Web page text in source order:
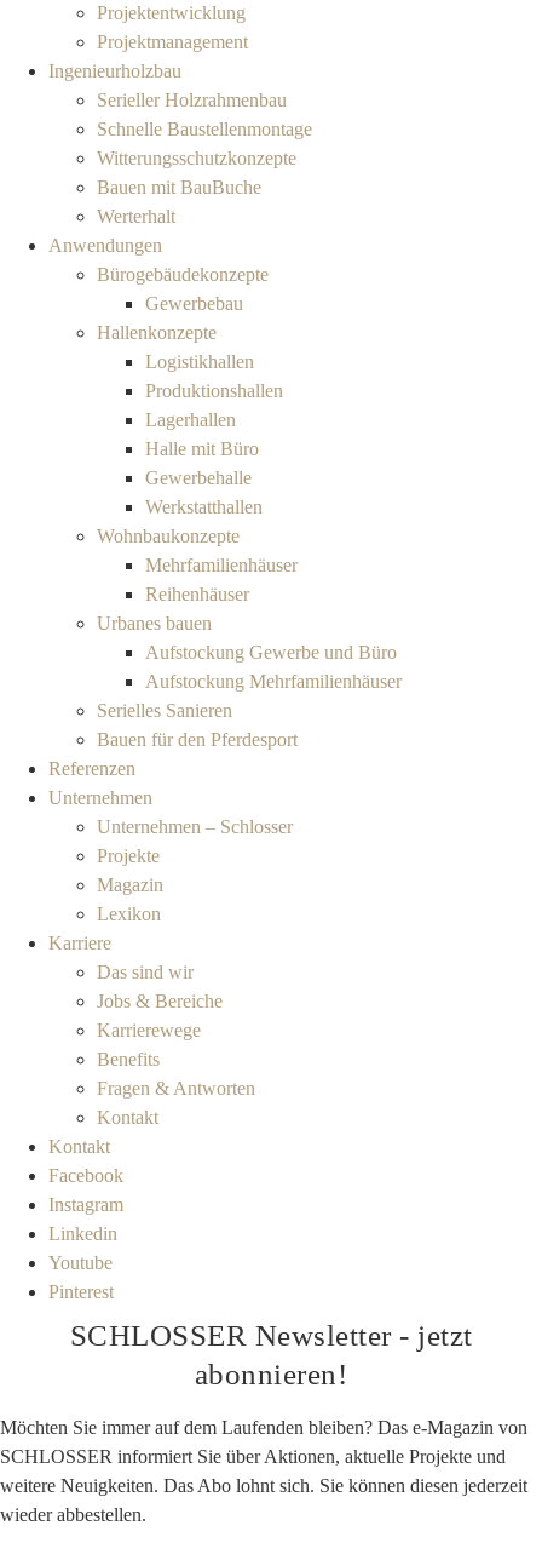
Projektentwicklung
Projektmanagement
Ingenieurholzbau
Serieller Holzrahmenbau
Schnelle Baustellenmontage
Witterungsschutzkonzepte
Bauen mit BauBuche
Werterhalt
Anwendungen
Bürogebäudekonzepte
Gewerbebau
Hallenkonzepte
Logistikhallen
Produktionshallen
Lagerhallen
Halle mit Büro
Gewerbehalle
Werkstatthallen
Wohnbaukonzepte
Mehrfamilienhäuser
Reihenhäuser
Urbanes bauen
Aufstockung Gewerbe und Büro
Aufstockung Mehrfamilienhäuser
Serielles Sanieren
Bauen für den Pferdesport
Referenzen
Unternehmen
Unternehmen – Schlosser
Projekte
Magazin
Lexikon
Karriere
Das sind wir
Jobs & Bereiche
Karrierewege
Benefits
Fragen & Antworten
Kontakt
Kontakt
Facebook
Instagram
Linkedin
Youtube
Pinterest
SCHLOSSER Newsletter - jetzt
abonnieren!
Möchten Sie immer auf dem Laufenden bleiben? Das e-Magazin von
SCHLOSSER informiert Sie über Aktionen, aktuelle Projekte und
weitere Neuigkeiten. Das Abo lohnt sich. Sie können diesen jederzeit
wieder abbestellen.